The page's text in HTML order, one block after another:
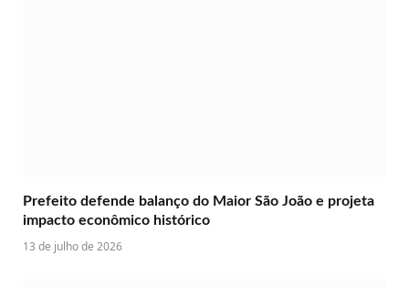
Prefeito defende balanço do Maior São João e projeta
impacto econômico histórico
13 de julho de 2026